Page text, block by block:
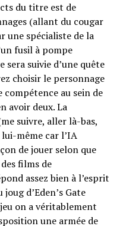
du titre est de
(allant du cougar
une spécialiste de la
fusil à pompe
suivie d’une quête
choisir le personnage
compétence au sein de
avoir deux. La
suivre, aller là-bas,
même car l’IA
de jouer selon que
films de
assez bien à l’esprit
d’Eden’s Gate
on a véritablement
une armée de